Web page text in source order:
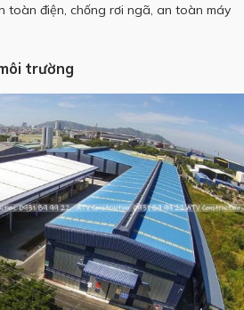
toàn điện, chống rơi ngã, an toàn máy
trường